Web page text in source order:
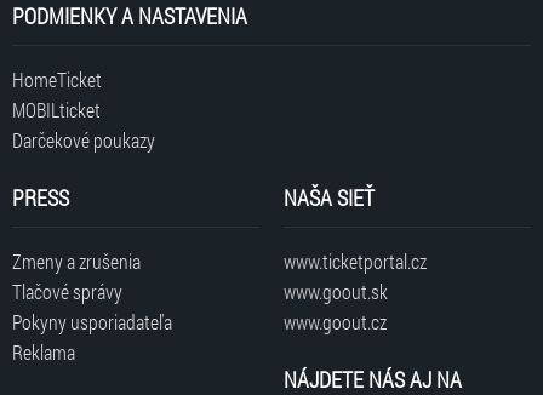
PODMIENKY A NASTAVENIA
HomeTicket
MOBILticket
Darčekové poukazy
PRESS
Zmeny a zrušenia
Tlačové správy
Pokyny usporiadateľa
Reklama
NAŠA SIEŤ
www.ticketportal.cz
www.goout.sk
www.goout.cz
NÁJDETE NÁS AJ NA